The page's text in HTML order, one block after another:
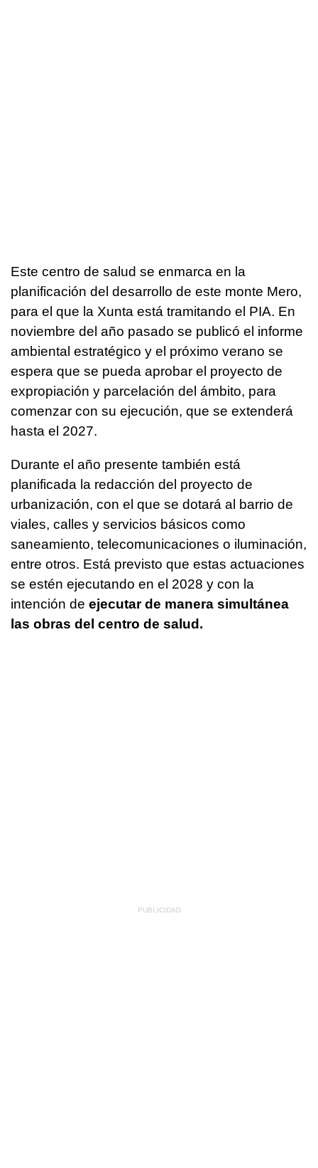
Este centro de salud se enmarca en la
planificación del desarrollo de este monte Mero,
para el que la Xunta está tramitando el PIA. En
noviembre del año pasado se publicó el informe
ambiental estratégico y el próximo verano se
espera que se pueda aprobar el proyecto de
expropiación y parcelación del ámbito, para
comenzar con su ejecución, que se extenderá
hasta el 2027.
Durante el año presente también está
planificada la redacción del proyecto de
urbanización, con el que se dotará al barrio de
viales, calles y servicios básicos como
saneamiento, telecomunicaciones o iluminación,
entre otros. Está previsto que estas actuaciones
se estén ejecutando en el 2028 y con la
intención de ejecutar de manera simultánea
las obras del centro de salud.